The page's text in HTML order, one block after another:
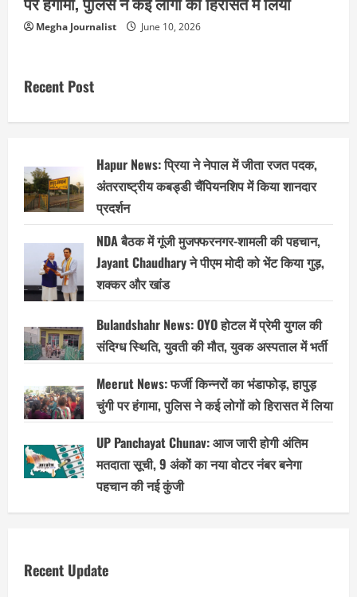
Megha Journalist June 10, 2026
Recent Post
Hapur News: प्रिया ने नेपाल में जीता रजत पदक,
अंतरराष्ट्रीय कबड्डी चैंपियनशिप में किया शानदार
प्रदर्शन
NDA बैठक में गूंजी मुजफ्फरनगर-शामली की पहचान,
Jayant Chaudhary ने पीएम मोदी को भेंट किया गुड़,
शक्कर और खांड
Bulandshahr News: OYO होटल में प्रेमी युगल की
संदिग्ध स्थिति, युवती की मौत, युवक अस्पताल में भर्ती
Meerut News: फर्जी किन्नरों का भंडाफोड़, हापुड़
चुंगी पर हंगामा, पुलिस ने कई लोगों को हिरासत में लिया
UP Panchayat Chunav: आज जारी होगी अंतिम
मतदाता सूची, 9 अंकों का नया वोटर नंबर बनेगा
पहचान की नई कुंजी
Recent Update